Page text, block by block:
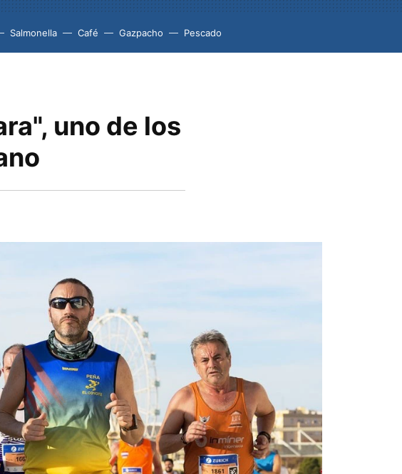
Salmonella Café Gazpacho Pescado
uno de los